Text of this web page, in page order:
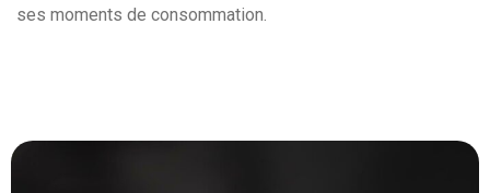
ses moments de consommation.